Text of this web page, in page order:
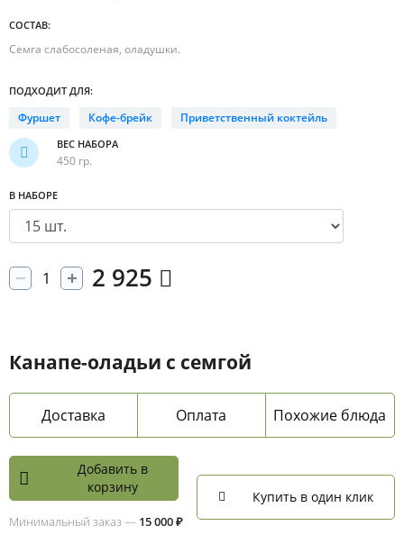
Канапе-оладьи с семгой
Доставка Оплата Похожие блюда
СОСТАВ:
Семга слабосоленая, оладушки.
ПОДХОДИТ ДЛЯ:
Фуршет Кофе-брейк Приветственный коктейль
ВЕС НАБОРА
450 гр.
В НАБОРЕ
2 925
Добавить в
корзину
Минимальный заказ — 15 000 ₽
Купить в один клик